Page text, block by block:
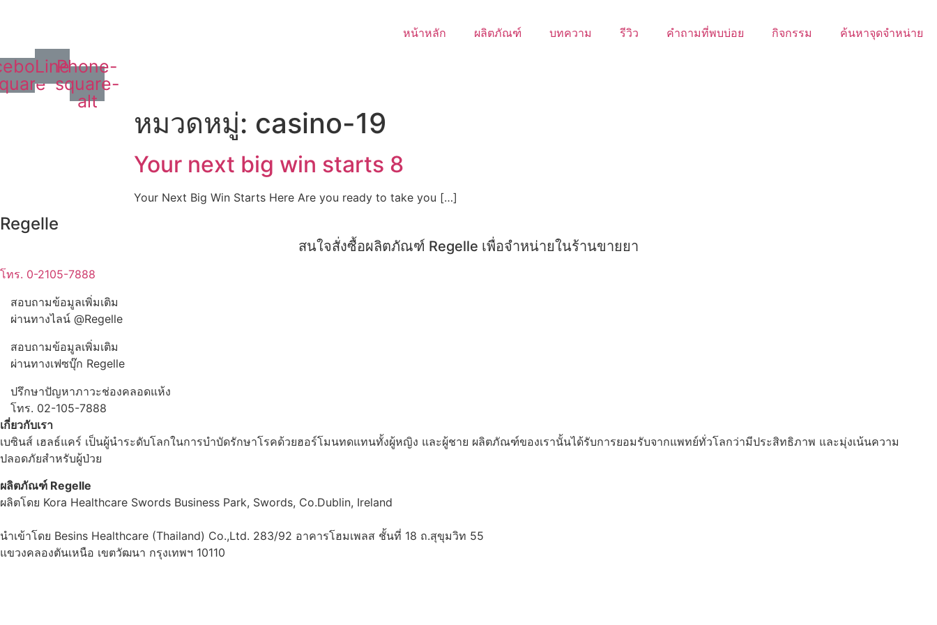
หน้าหลัก ผลิตภัณฑ์ บทความ รีวิว คำถามที่พบบ่อย กิจกรรม ค้นหาจุดจำหน่าย
LinePhone-
square-
alt
หมวดหมู่: casino-19
Your next big win starts 8
Your Next Big Win Starts Here Are you ready to take you […]
Regelle
สนใจสั่งซื้อผลิตภัณฑ์ Regelle เพื่อจำหน่ายในร้านขายยา
โทร. 0-2105-7888
สอบถามข้อมูลเพิ่มเติม
ผ่านทางไลน์ @Regelle
สอบถามข้อมูลเพิ่มเติม
ผ่านทางเฟซบุ๊ก Regelle
ปรึกษาปัญหาภาวะช่องคลอดแห้ง
โทร. 02-105-7888
เกี่ยวกับเรา
เบซินส์ เฮลธ์แคร์ เป็นผู้นำระดับโลกในการบำบัดรักษาโรคด้วยฮอร์โมนทดแทนทั้งผู้หญิง และผู้ชาย ผลิตภัณฑ์ของเรานั้นได้รับการยอมรับจากแพทย์ทั่วโลกว่ามีประสิทธิภาพ และมุ่งเน้นความ
ปลอดภัยสำหรับผู้ป่วย
ผลิตภัณฑ์ Regelle
ผลิตโดย Kora Healthcare Swords Business Park, Swords, Co.Dublin, Ireland
นำเข้าโดย Besins Healthcare (Thailand) Co.,Ltd. 283/92 อาคารโฮมเพลส ชั้นที่ 18 ถ.สุขุมวิท 55
แขวงคลองตันเหนือ เขตวัฒนา กรุงเทพฯ 10110